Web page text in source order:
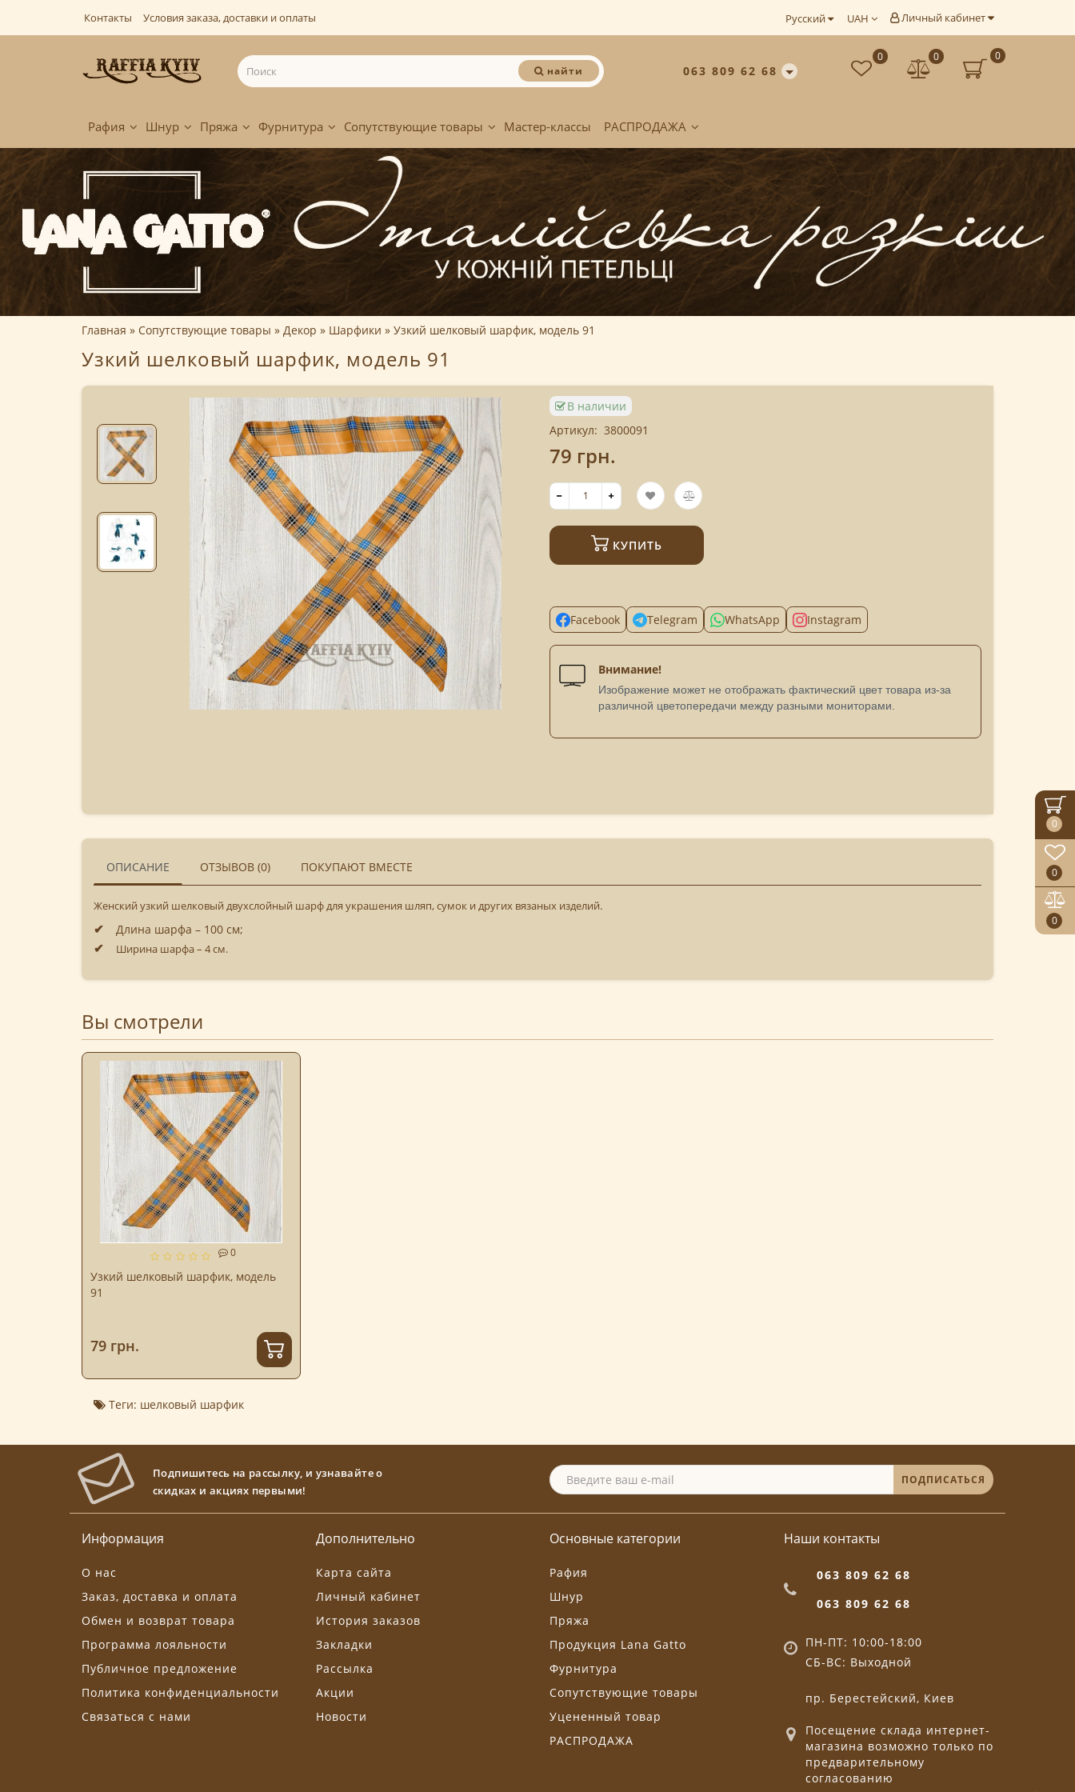
0
0
0
Личный кабинет
UAH
Русский
Контакты Условия заказа, доставки и оплаты
найти 063 809 62 68
0
0
0
Рафия Шнур Пряжа Фурнитура Сопутствующие товары Мастер-классы РАСПРОДАЖА
Главная Сопутствующие товары Декор Шарфики Узкий шелковый шарфик, модель 91
Узкий шелковый шарфик, модель 91
В наличии
Артикул: 3800091
79 грн.
КУПИТЬ
Facebook Telegram WhatsApp Instagram
Внимание!
Изображение может не отображать фактический цвет товара из-за
различной цветопередачи между разными мониторами.
ОПИСАНИЕ ОТЗЫВОВ (0) ПОКУПАЮТ ВМЕСТЕ
Женский узкий шелковый двухслойный шарф для украшения шляп, сумок и других вязаных изделий.
Длина шарфа – 100 см;
Ширина шарфа – 4 см.
Вы смотрели
0
Узкий шелковый шарфик, модель
91
79 грн.
Теги: шелковый шарфик
Подпишитесь на рассылку, и узнавайте о
скидках и акциях первыми!
ПОДПИСАТЬСЯ
Информация
О нас
Заказ, доставка и оплата
Обмен и возврат товара
Программа лояльности
Публичное предложение
Политика конфиденциальности
Связаться с нами
Дополнительно
Карта сайта
Личный кабинет
История заказов
Закладки
Рассылка
Акции
Новости
Основные категории
Рафия
Шнур
Пряжа
Продукция Lana Gatto
Фурнитура
Сопутствующие товары
Уцененный товар
РАСПРОДАЖА
Наши контакты
063 809 62 68
063 809 62 68
ПН-ПТ: 10:00-18:00
СБ-ВС: Выходной
пр. Берестейский, Киев
Посещение склада интернет-
магазина возможно только по
предварительному
согласованию